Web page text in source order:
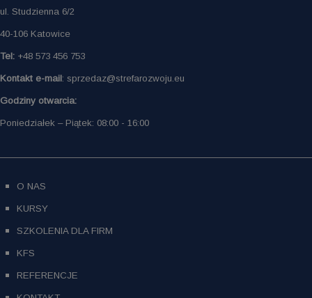
ul. Studzienna 6/2
40-106 Katowice
Tel: +48 573 456 753
Kontakt e-mail: sprzedaz@strefarozwoju.eu
Godziny otwarcia:
Poniedziałek – Piątek: 08:00 - 16:00
O NAS
KURSY
SZKOLENIA DLA FIRM
KFS
REFERENCJE